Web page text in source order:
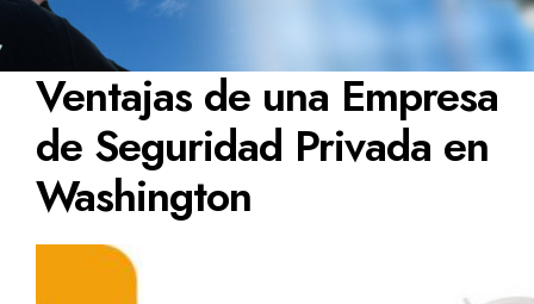
Ventajas de una Empresa
de Seguridad Privada en
Washington